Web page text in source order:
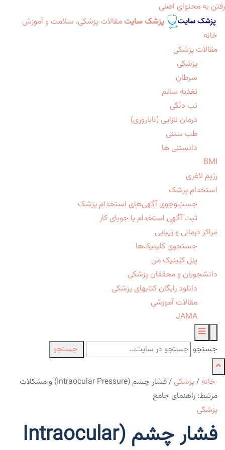
رفتن به محتوای اصلی
پزشک سایت مقالات پزشکی، سلامت و آموزش
خانه
مقالات پزشکی
پزشکی
سرطان
تغذیه سالم
تب دنگی
درمان نازایی (ناباروری)
طب سنتی
دانستنی ها
BMI
رژیم لاغری
استخدام پزشک
جست‌وجوی آگهی‌های استخدام پزشک
ثبت آگهی استخدام یا جویای کار
مراکز درمانی و زیبایی
جستجوی کلینیک‌ها
پنل کلینیک من
دانشجویان و محققان پزشکی
دانلود رایگان کتابهای پزشکی
مقالات آموزشی
JAMA
جستجو جستجو
خانه /پزشکی /
فشار چشم (Intraocular Pressure) و مشکلات
مرتبط: راهنمای جامع
پزشکی
فشار چشم (Intraocular